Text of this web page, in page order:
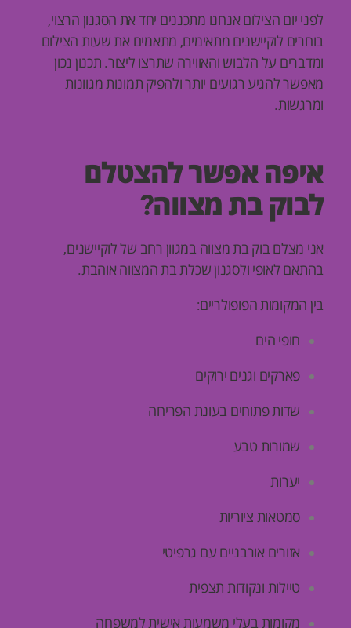
לפני יום הצילום אנחנו מתכננים יחד את הסגנון הרצוי,
בוחרים לוקיישנים מתאימים, מתאמים את שעות הצילום
ומדברים על הלבוש והאווירה שתרצו ליצור. תכנון נכון
מאפשר להגיע רגועים יותר ולהפיק תמונות מגוונות
ומרגשות.
איפה אפשר להצטלם
לבוק בת מצווה?
אני מצלם בוק בת מצווה במגוון רחב של לוקיישנים,
בהתאם לאופי ולסגנון שכלת בת המצווה אוהבת.
בין המקומות הפופולריים:
חופי הים
פארקים וגנים ירוקים
שדות פתוחים בעונת הפריחה
שמורות טבע
יערות
סמטאות ציוריות
אזורים אורבניים עם גרפיטי
טיילות ונקודות תצפית
מקומות בעלי משמעות אישית למשפחה